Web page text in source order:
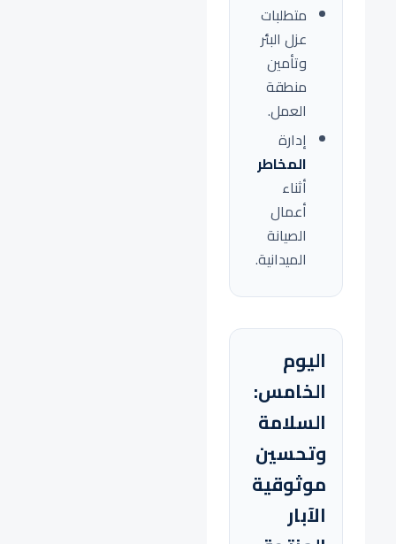
متطلبات
عزل البئر
وتأمين
منطقة
العمل.
إدارة
المخاطر
أثناء
أعمال
الصيانة
الميدانية.
اليوم
الخامس:
السلامة
وتحسين
موثوقية
الآبار